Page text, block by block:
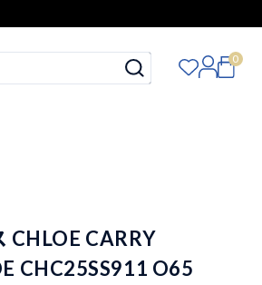
0
CHLOE CARRY
CHC25SS911 O65